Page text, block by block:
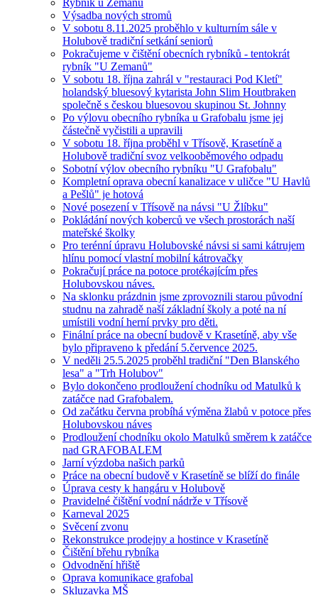
Rybník u Zemanů
Výsadba nových stromů
V sobotu 8.11.2025 proběhlo v kulturním sále v
Holubově tradiční setkání seniorů
Pokračujeme v čištění obecních rybníků - tentokrát
rybník "U Zemanů"
V sobotu 18. října zahrál v "restauraci Pod Kletí"
holandský bluesový kytarista John Slim Houtbraken
společně s českou bluesovou skupinou St. Johnny
Po výlovu obecního rybníka u Grafobalu jsme jej
částečně vyčistili a upravili
V sobotu 18. října proběhl v Třísově, Krasetíně a
Holubově tradiční svoz velkooběmového odpadu
Sobotní výlov obecního rybníku "U Grafobalu"
Kompletní oprava obecní kanalizace v uličce "U Havlů
a Pešlů" je hotová
Nové posezení v Třísově na návsi "U Žlíbku"
Pokládání nových koberců ve všech prostorách naší
mateřské školky
Pro terénní úpravu Holubovské návsi si sami kátrujem
hlínu pomocí vlastní mobilní kátrovačky
Pokračují práce na potoce protékajícím přes
Holubovskou náves.
Na sklonku prázdnin jsme zprovoznili starou původní
studnu na zahradě naší základní školy a poté na ní
umístili vodní herní prvky pro děti.
Finální práce na obecní budově v Krasetíně, aby vše
bylo připraveno k předání 5.července 2025.
V neděli 25.5.2025 proběhl tradiční "Den Blanského
lesa" a "Trh Holubov"
Bylo dokončeno prodloužení chodníku od Matulků k
zatáčce nad Grafobalem.
Od začátku června probíhá výměna žlabů v potoce přes
Holubovskou náves
Prodloužení chodníku okolo Matulků směrem k zatáčce
nad GRAFOBALEM
Jarní výzdoba našich parků
Práce na obecní budově v Krasetíně se blíží do finále
Úprava cesty k hangáru v Holubově
Pravidelné čištění vodní nádrže v Třísově
Karneval 2025
Svěcení zvonu
Rekonstrukce prodejny a hostince v Krasetíně
Čištění břehu rybníka
Odvodnění hřiště
Oprava komunikace grafobal
Skluzavka MŠ